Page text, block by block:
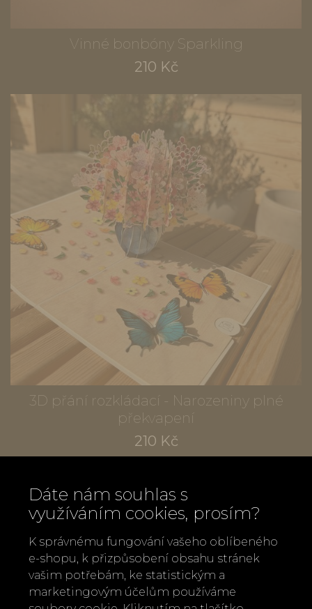
Vinné bonbóny Sparkling
210 Kč
3D přání rozkládací - Narozeniny plné
překvapení
210 Kč
Dáte nám souhlas s
využíváním cookies, prosím?
K správnému fungování vašeho oblíbeného
e-shopu, k přizpůsobení obsahu stránek
vašim potřebám, ke statistickým a
marketingovým účelům používáme